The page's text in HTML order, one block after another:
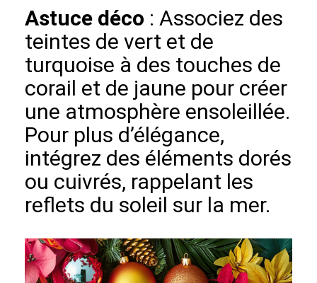
Astuce déco : Associez des
teintes de vert et de
turquoise à des touches de
corail et de jaune pour créer
une atmosphère ensoleillée.
Pour plus d’élégance,
intégrez des éléments dorés
ou cuivrés, rappelant les
reflets du soleil sur la mer.